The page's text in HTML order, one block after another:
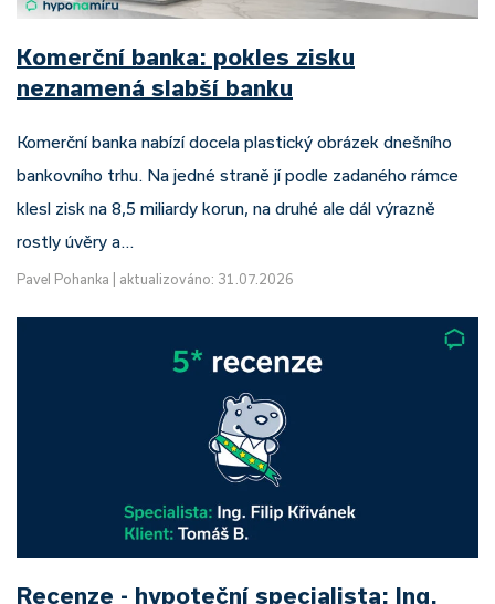
Komerční banka: pokles zisku
neznamená slabší banku
Komerční banka nabízí docela plastický obrázek dnešního
bankovního trhu. Na jedné straně jí podle zadaného rámce
klesl zisk na 8,5 miliardy korun, na druhé ale dál výrazně
rostly úvěry a…
Pavel Pohanka aktualizováno: 31.07.2026
Recenze - hypoteční specialista: Ing.